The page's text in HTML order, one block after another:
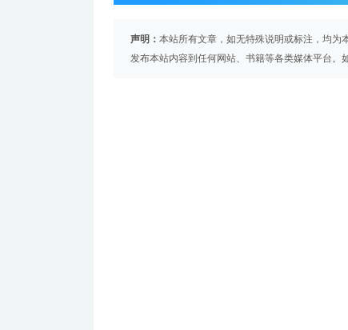
声明： 本站所有文章，如无特殊说明或标注，均为
发布本站内容到任何网站、书籍等各类媒体平台。